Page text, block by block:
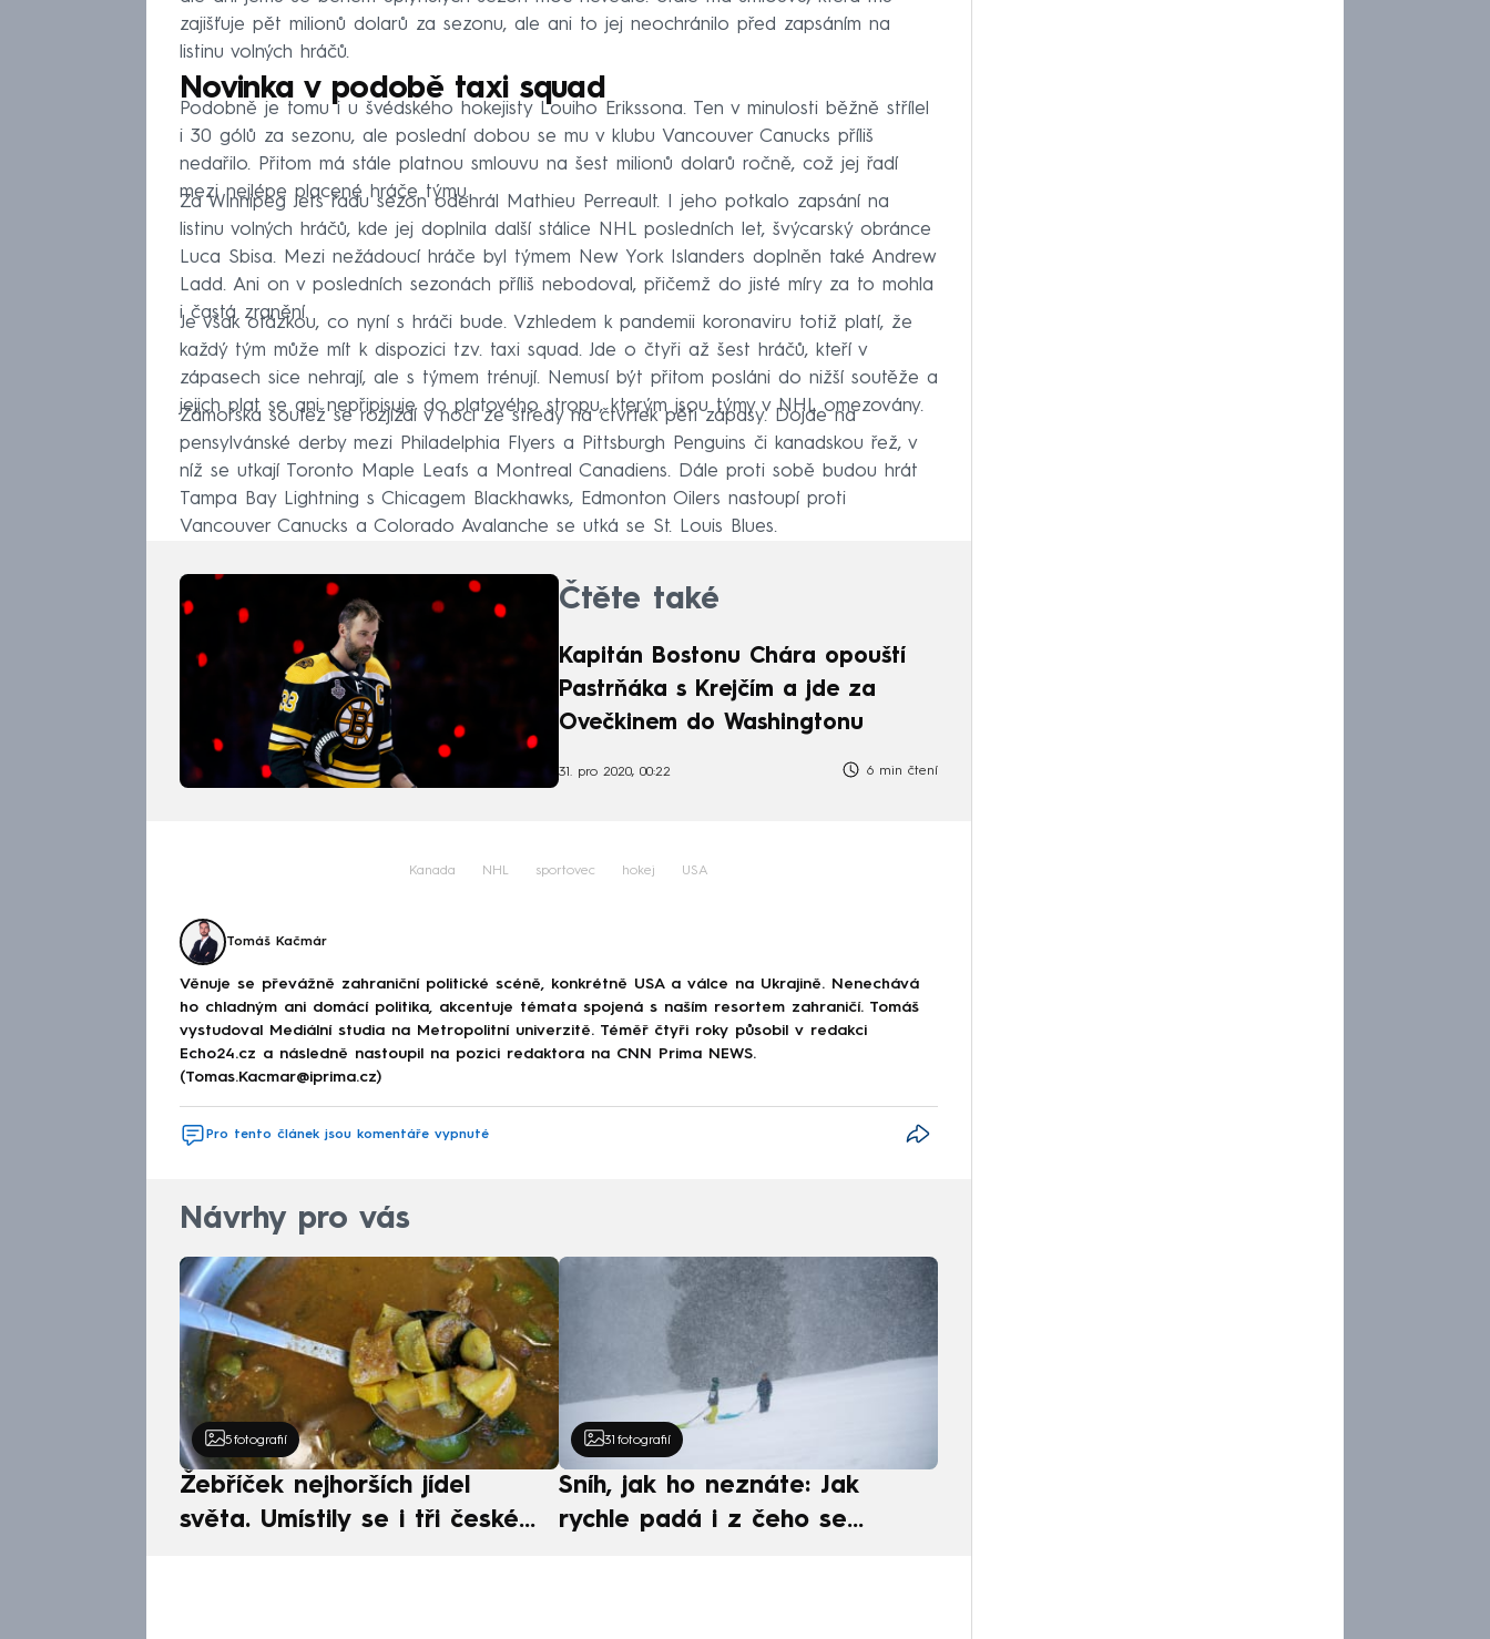
zajišťuje pět milionů dolarů za sezonu, ale ani to jej neochránilo před zapsáním na
listinu volných hráčů.
Novinka v podobě taxi squad
Podobně je tomu i u švédského hokejisty Louiho Erikssona. Ten v minulosti běžně střílel
i 30 gólů za sezonu, ale poslední dobou se mu v klubu Vancouver Canucks příliš
nedařilo. Přitom má stále platnou smlouvu na šest milionů dolarů ročně, což jej řadí
mezi nejlépe placené hráče týmu.
Za Winnipeg Jets řadu sezon odehrál Mathieu Perreault. I jeho potkalo zapsání na
listinu volných hráčů, kde jej doplnila další stálice NHL posledních let, švýcarský obránce
Luca Sbisa. Mezi nežádoucí hráče byl týmem New York Islanders doplněn také Andrew
Ladd. Ani on v posledních sezonách příliš nebodoval, přičemž do jisté míry za to mohla
i častá zranění.
Je však otázkou, co nyní s hráči bude. Vzhledem k pandemii koronaviru totiž platí, že
každý tým může mít k dispozici tzv. taxi squad. Jde o čtyři až šest hráčů, kteří v
zápasech sice nehrají, ale s týmem trénují. Nemusí být přitom posláni do nižší soutěže a
jejich plat se ani nepřipisuje do platového stropu, kterým jsou týmy v NHL omezovány.
Zámořská soutěž se rozjíždí v noci ze středy na čtvrtek pěti zápasy. Dojde na
pensylvánské derby mezi Philadelphia Flyers a Pittsburgh Penguins či kanadskou řež, v
níž se utkají Toronto Maple Leafs a Montreal Canadiens. Dále proti sobě budou hrát
Tampa Bay Lightning s Chicagem Blackhawks, Edmonton Oilers nastoupí proti
Vancouver Canucks a Colorado Avalanche se utká se St. Louis Blues.
Čtěte také
Kapitán Bostonu Chára opouští
Pastrňáka s Krejčím a jde za
Ovečkinem do Washingtonu
31. pro 2020, 00:22 6 min čtení
Kanada NHL sportovec hokej USA
Tomáš Kačmár
Věnuje se převážně zahraniční politické scéně, konkrétně USA a válce na Ukrajině. Nenechává
ho chladným ani domácí politika, akcentuje témata spojená s naším resortem zahraničí. Tomáš
vystudoval Mediální studia na Metropolitní univerzitě. Téměř čtyři roky působil v redakci
Echo24.cz a následně nastoupil na pozici redaktora na CNN Prima NEWS.
(Tomas.Kacmar@iprima.cz)
Pro tento článek jsou komentáře vypnuté
Návrhy pro vás
5 fotografií
Žebříček nejhorších jídel
světa. Umístily se i tři české
31 fotografií
Sníh, jak ho neznáte: Jak
rychle padá i z čeho se